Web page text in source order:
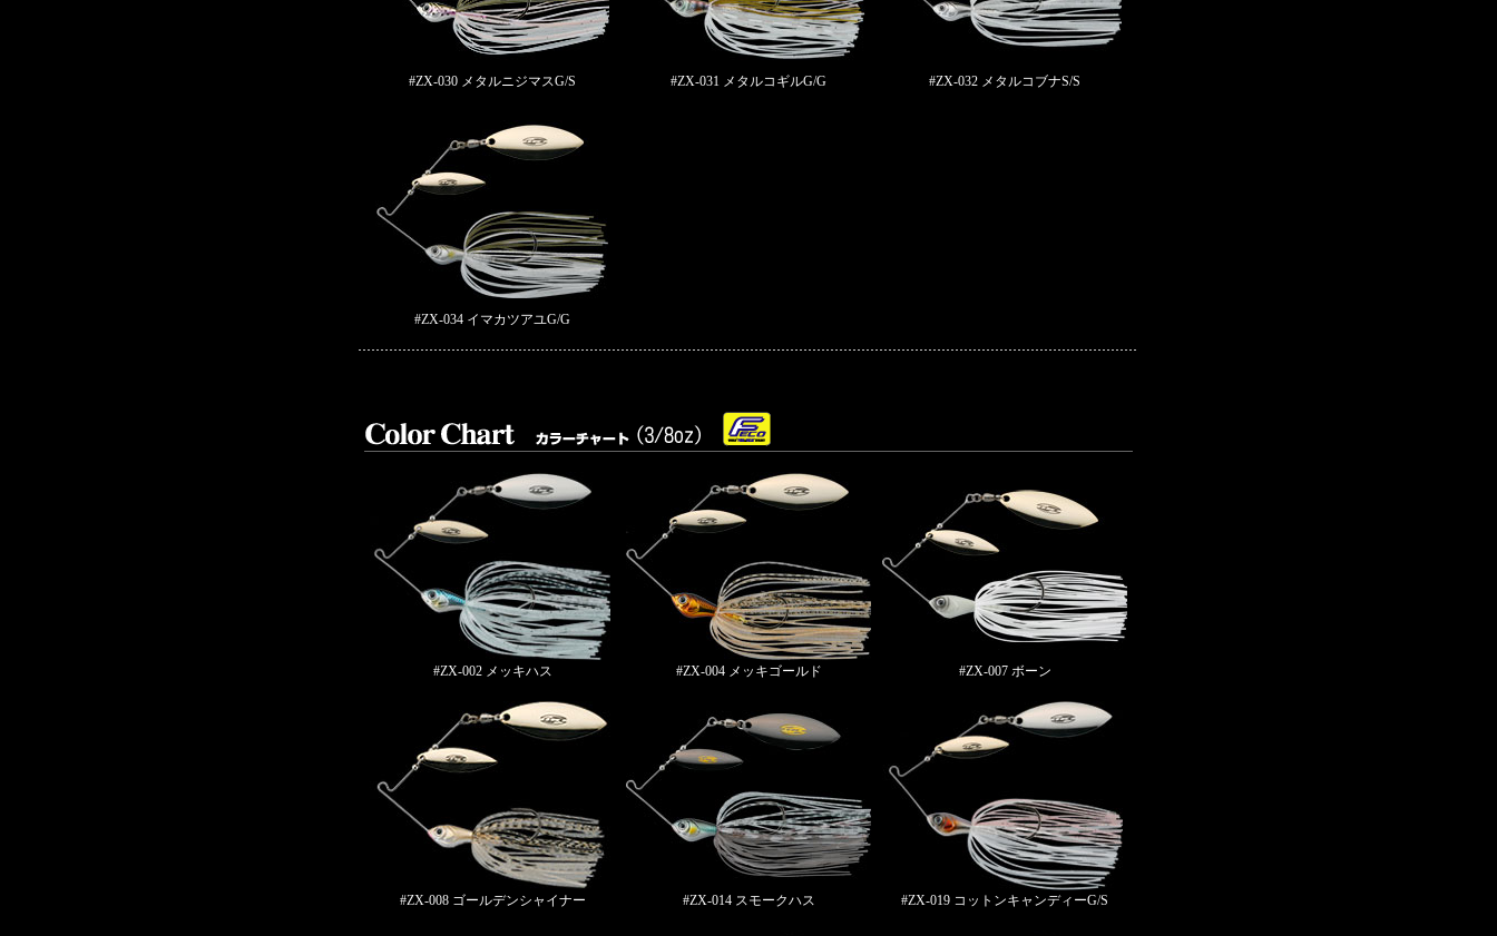
#ZX-030 メタルニジマスG/S #ZX-031 メタルコギルG/G #ZX-032 メタルコブナS/S
#ZX-034 イマカツアユG/G
#ZX-002 メッキハス #ZX-004 メッキゴールド #ZX-007 ボーン
#ZX-008 ゴールデンシャイナー #ZX-014 スモークハス #ZX-019 コットンキャンディーG/S